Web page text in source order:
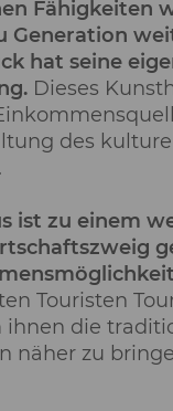
Fähigkeiten
Generation
hat seine
Dieses
des
ist zu einem
Touristen
ihnen die
näher zu